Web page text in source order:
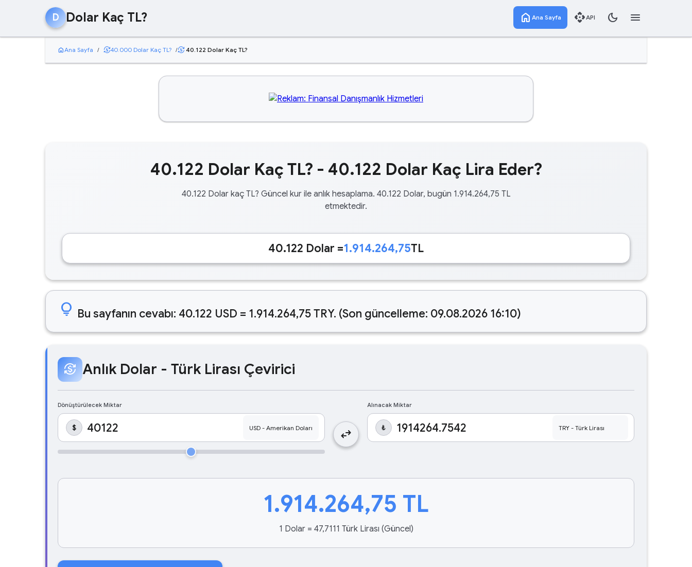
D Dolar Kaç TL? home Ana Sayfa apiAPI dark_mode menu
homeAna Sayfa / currency_exchange40.000 Dolar Kaç TL? /currency_exchange 40.122 Dolar Kaç TL?
40.122 Dolar Kaç TL? - 40.122 Dolar Kaç Lira Eder?
40.122 Dolar kaç TL? Güncel kur ile anlık hesaplama. 40.122 Dolar, bugün 1.914.264,75 TL
etmektedir.
40.122 Dolar =1.914.264,75TL
lightbulb Bu sayfanın cevabı: 40.122 USD = 1.914.264,75 TRY. (Son güncelleme: 09.08.2026 16:10)
currency_exchange Anlık Dolar - Türk Lirası Çevirici
Dönüştürülecek Miktar
$ swap_horiz
Alınacak Miktar
₺
1.914.264,75 TL
1 Dolar = 47,7111 Türk Lirası (Güncel)